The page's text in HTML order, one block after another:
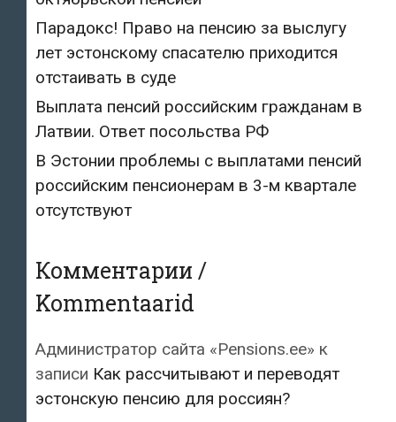
Парадокс! Право на пенсию за выслугу
лет эстонскому спасателю приходится
отстаивать в суде
Выплата пенсий российским гражданам в
Латвии. Ответ посольства РФ
В Эстонии проблемы с выплатами пенсий
российским пенсионерам в 3-м квартале
отсутствуют
Комментарии /
Kommentaarid
Администратор сайта «Pensions.ee» к
записи Как рассчитывают и переводят
эстонскую пенсию для россиян?